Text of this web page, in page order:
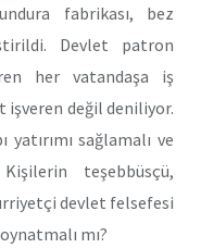
fabrikası, bez
Devlet patron
her vatandaşa iş
değil deniliyor.
sağlamalı ve
teşebbüsçü,
devlet felsefesi
mı?